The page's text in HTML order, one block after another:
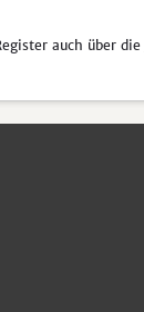
auch über die